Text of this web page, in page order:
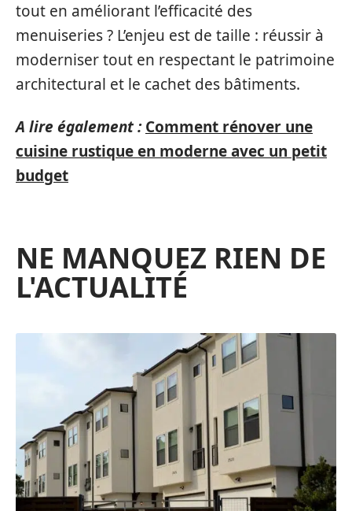
tout en améliorant l’efficacité des
menuiseries ? L’enjeu est de taille : réussir à
moderniser tout en respectant le patrimoine
architectural et le cachet des bâtiments.
A lire également : Comment rénover une
cuisine rustique en moderne avec un petit
budget
NE MANQUEZ RIEN DE
L'ACTUALITÉ